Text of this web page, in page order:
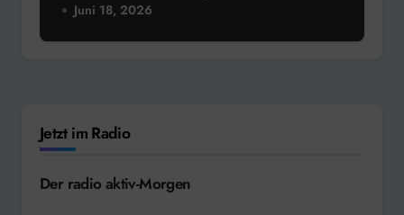
Juni 18, 2026
Jetzt im Radio
Der radio aktiv-Morgen